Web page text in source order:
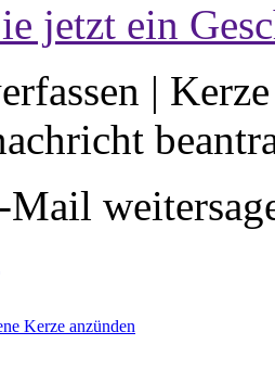
jetzt ein
|
Kerze anzünden